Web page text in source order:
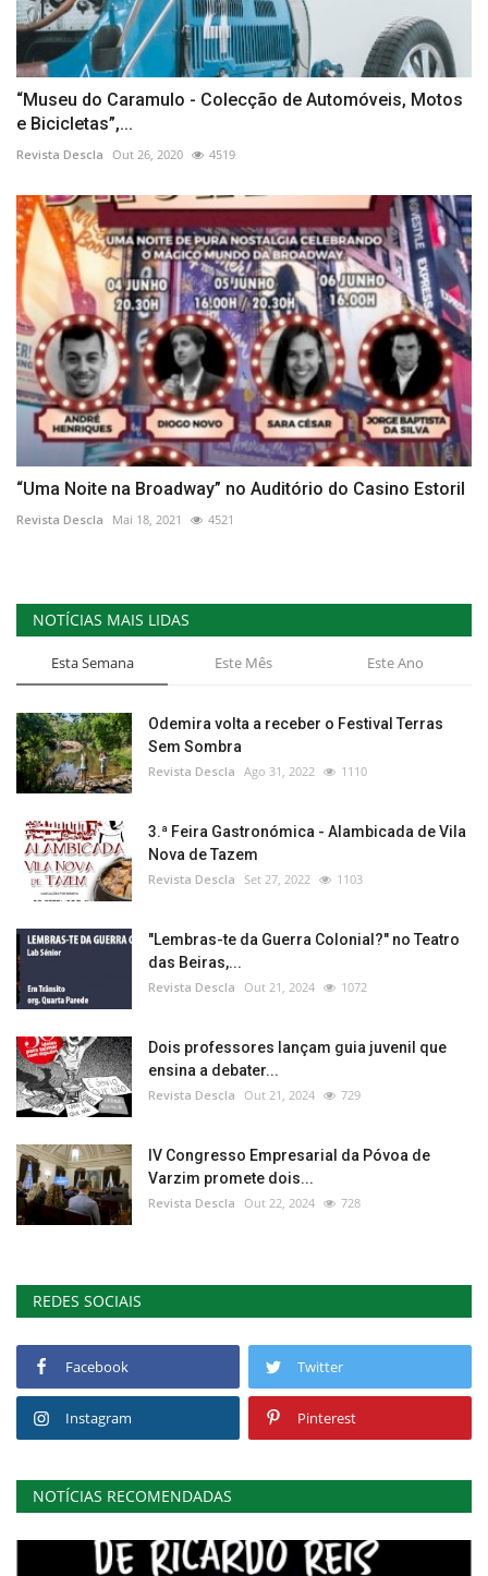
“Museu do Caramulo - Colecção de Automóveis, Motos
e Bicicletas”,...
Revista Descla Out 26, 2020 4519
“Uma Noite na Broadway” no Auditório do Casino Estoril
Revista Descla Mai 18, 2021 4521
NOTÍCIAS MAIS LIDAS
Esta Semana Este Mês Este Ano
Odemira volta a receber o Festival Terras
Sem Sombra
Revista Descla Ago 31, 2022 1110
3.ª Feira Gastronómica - Alambicada de Vila
Nova de Tazem
Revista Descla Set 27, 2022 1103
"Lembras-te da Guerra Colonial?" no Teatro
das Beiras,...
Revista Descla Out 21, 2024 1072
Dois professores lançam guia juvenil que
ensina a debater...
Revista Descla Out 21, 2024 729
IV Congresso Empresarial da Póvoa de
Varzim promete dois...
Revista Descla Out 22, 2024 728
REDES SOCIAIS
Facebook Twitter
Instagram Pinterest
NOTÍCIAS RECOMENDADAS